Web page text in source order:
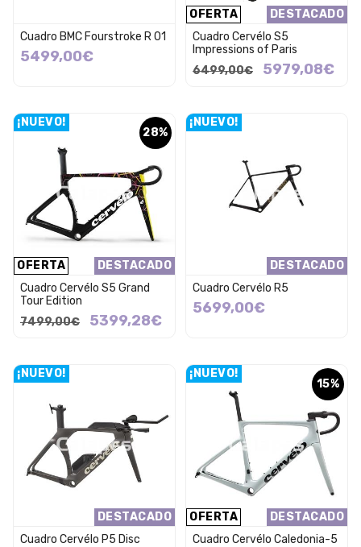
Cuadro BMC Fourstroke R 01
5499,00€
OFERTA DESTACADO
Cuadro Cervélo S5
Impressions of Paris
6499,00€
5979,08€
28%
OFERTA DESTACADO
¡NUEVO!
Cuadro Cervélo S5 Grand
Tour Edition
7499,00€
5399,28€
DESTACADO
¡NUEVO!
Cuadro Cervélo R5
5699,00€
DESTACADO
¡NUEVO!
Cuadro Cervélo P5 Disc
15%
OFERTA DESTACADO
¡NUEVO!
Cuadro Cervélo Caledonia-5